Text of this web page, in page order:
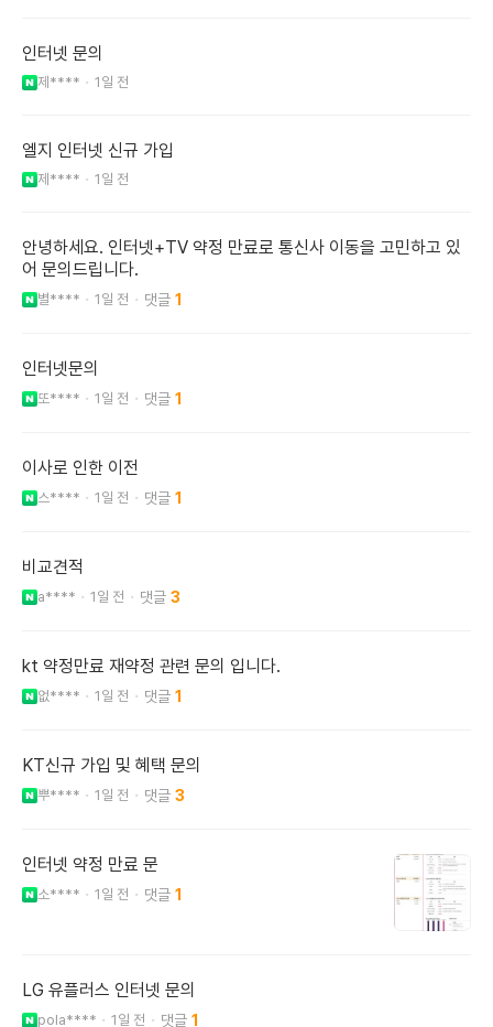
인터넷 문의
제**** 1일 전
엘지 인터넷 신규 가입
제**** 1일 전
안녕하세요. 인터넷+TV 약정 만료로 통신사 이동을 고민하고 있
어 문의드립니다.
별**** 1일 전 1
인터넷문의
또**** 1일 전 1
이사로 인한 이전
스**** 1일 전 1
비교견적
a**** 1일 전 3
kt 약정만료 재약정 관련 문의 입니다.
없**** 1일 전 1
KT신규 가입 및 혜택 문의
뿌**** 1일 전 3
인터넷 약정 만료 문
소**** 1일 전 1
LG 유플러스 인터넷 문의
pola**** 1일 전 1